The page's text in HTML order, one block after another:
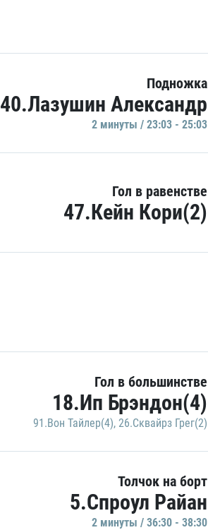
Подножка
40.Лазушин Александр
2 минуты / 23:03 - 25:03
Гол в равенстве
47.Кейн Кори(2)
Гол в большинстве
18.Ип Брэндон(4)
91.Вон Тайлер(4), 26.Сквайрз Грег(2)
Толчок на борт
5.Спроул Райан
2 минуты / 36:30 - 38:30